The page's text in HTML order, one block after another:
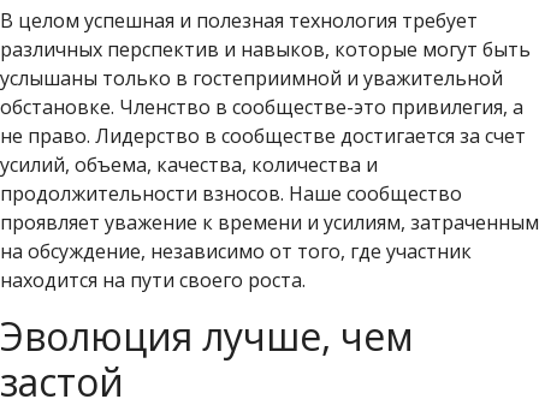
В целом успешная и полезная технология требует
различных перспектив и навыков, которые могут быть
услышаны только в гостеприимной и уважительной
обстановке. Членство в сообществе-это привилегия, а
не право. Лидерство в сообществе достигается за счет
усилий, объема, качества, количества и
продолжительности взносов. Наше сообщество
проявляет уважение к времени и усилиям, затраченным
на обсуждение, независимо от того, где участник
находится на пути своего роста.
Эволюция лучше, чем
застой